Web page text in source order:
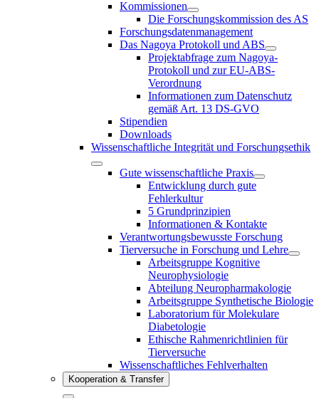
Kommissionen
Die Forschungskommission des AS
Forschungsdatenmanagement
Das Nagoya Protokoll und ABS
Projektabfrage zum Nagoya-
Protokoll und zur EU-ABS-
Verordnung
Informationen zum Datenschutz
gemäß Art. 13 DS-GVO
Stipendien
Downloads
Wissenschaftliche Integrität und Forschungsethik
Gute wissenschaftliche Praxis
Entwicklung durch gute
Fehlerkultur
5 Grundprinzipien
Informationen & Kontakte
Verantwortungsbewusste Forschung
Tierversuche in Forschung und Lehre
Arbeitsgruppe Kognitive
Neurophysiologie
Abteilung Neuropharmakologie
Arbeitsgruppe Synthetische Biologie
Laboratorium für Molekulare
Diabetologie
Ethische Rahmenrichtlinien für
Tierversuche
Wissenschaftliches Fehlverhalten
Kooperation & Transfer